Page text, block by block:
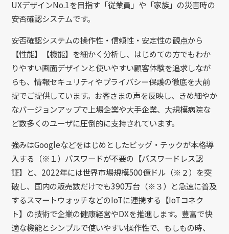
UXデザインNo.1を⽬指す「従業員」や「家族」の災害時の
安否確認システムです。
安否確認システムの操作性・信頼性・安定性の観点から
【性能】【機能】を細かく分析し、はじめての⽅でもわか
りやすい画⾯デザインと使いやすい顧客体験を追求しなが
らも、情報セキュリティやプライバシー保護の徹底を⼤前
提でご提供しています。お客さまの声を反映し、きめ細やか
なバージョンアップで上場企業や⼤⼿企業、⼤規模病院な
ど数多くのユーザに圧倒的に⽀持されています。
強みはGoogleなどをはじめとしたビッグ・テックが本格導
入する（※１）パスワードが不要の【パスワードレス認
証】と、2022年には世界市場規模500億ドル（※２）を突
破し、国内の販売数だけでも390万台（※３）と急速に普及
するスマートウォッチなどのIoTに連携する【IoTコネク
ト】の技術で企業の健康経営やDXを推進します。豊富で快
適な機能とシンプルで使いやすい操作性で、もしもの時、